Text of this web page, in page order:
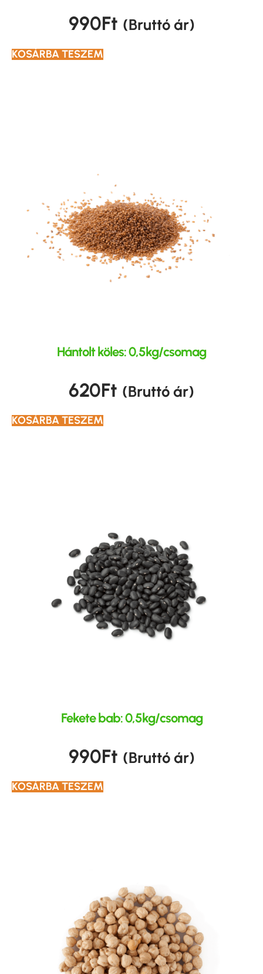
990Ft (Bruttó ár)
KOSÁRBA TESZEM
Hántolt köles: 0,5kg/csomag
620Ft (Bruttó ár)
KOSÁRBA TESZEM
Fekete bab: 0,5kg/csomag
990Ft (Bruttó ár)
KOSÁRBA TESZEM